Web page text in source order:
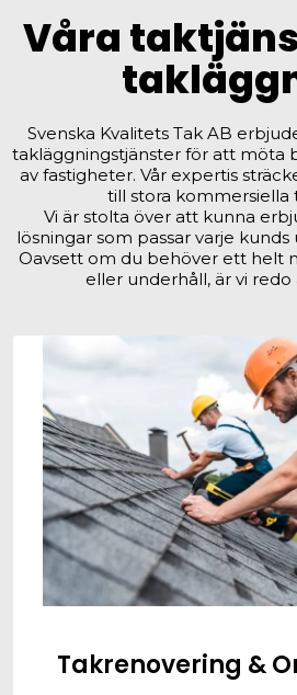
Våra
Svenska Kvalitets Tak AB
takläggningstjänster för att möta
av fastigheter. Vår expertis
till stora kommersiella
Vi är stolta över att kunna
lösningar som passar varje
Oavsett om du behöver ett helt
eller underhåll, är vi redo
Takrenovering &